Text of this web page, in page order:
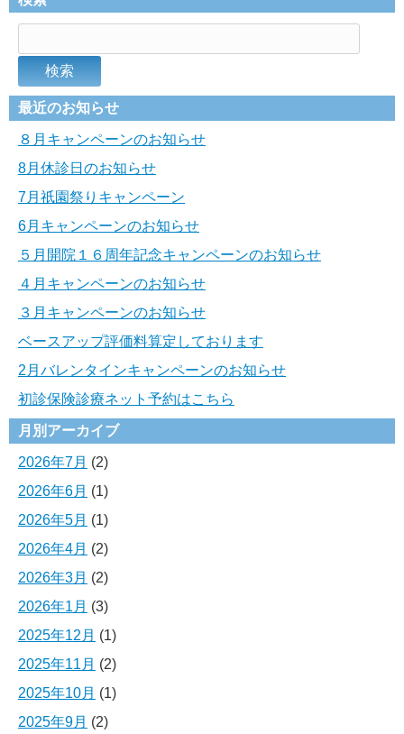
最近のお知らせ
８月キャンペーンのお知らせ
8月休診日のお知らせ
7月祇園祭りキャンペーン
6月キャンペーンのお知らせ
５月開院１６周年記念キャンペーンのお知らせ
４月キャンペーンのお知らせ
３月キャンペーンのお知らせ
ベースアップ評価料算定しております
2月バレンタインキャンペーンのお知らせ
初診保険診療ネット予約はこちら
月別アーカイブ
2026年7月 (2)
2026年6月 (1)
2026年5月 (1)
2026年4月 (2)
2026年3月 (2)
2026年1月 (3)
2025年12月 (1)
2025年11月 (2)
2025年10月 (1)
2025年9月 (2)